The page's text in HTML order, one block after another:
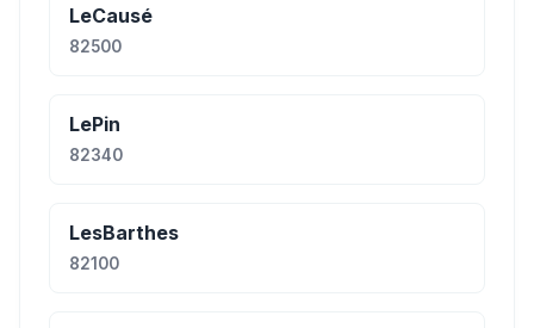
LeCausé
82500
LePin
82340
LesBarthes
82100